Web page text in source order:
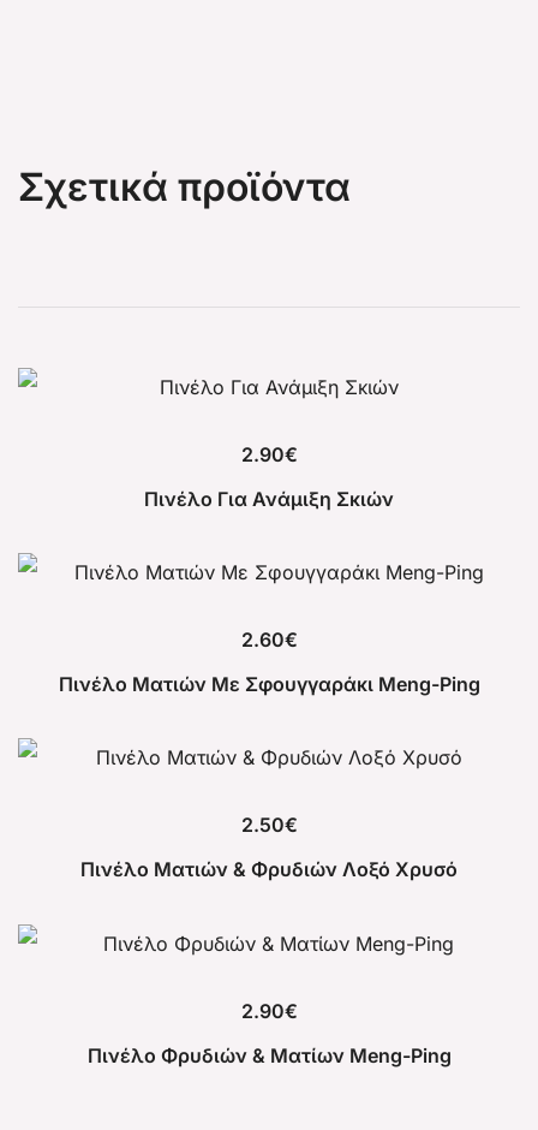
Σχετικά προϊόντα
2.90€
Πινέλο Για Ανάμιξη Σκιών
2.60€
Πινέλο Ματιών Με Σφουγγαράκι Meng-Ping
2.50€
Πινέλο Ματιών & Φρυδιών Λοξό Χρυσό
2.90€
Πινέλο Φρυδιών & Ματίων Meng-Ping